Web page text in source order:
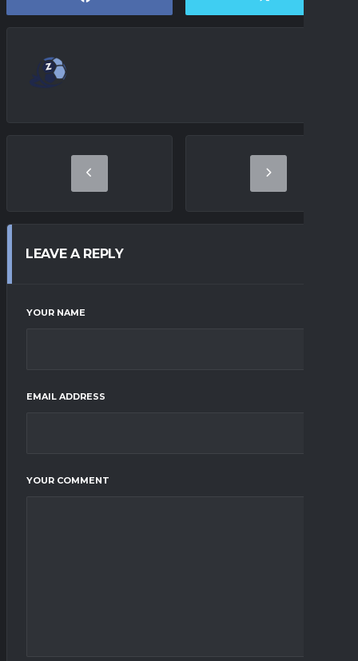
LEAVE A REPLY
YOUR NAME
EMAIL ADDRESS
YOUR COMMENT